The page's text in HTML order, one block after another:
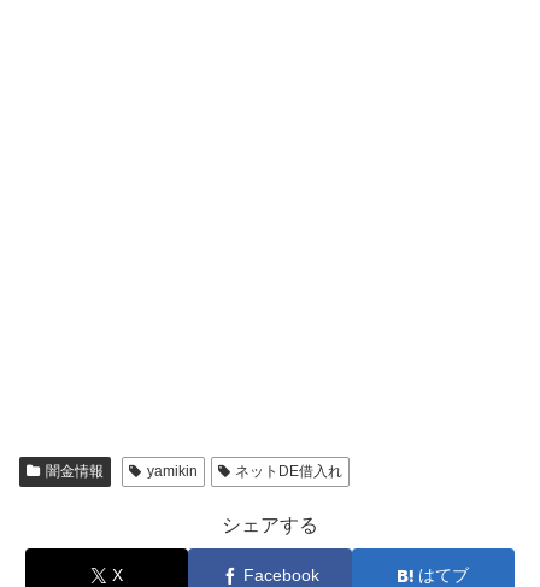
闇金情報 yamikin ネットDE借入れ
シェアする
X Facebook はてブ